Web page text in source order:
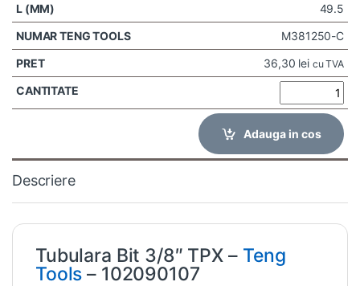
49.5
M381250-C
36,30 lei cu TVA
Adauga in cos
Descriere
Tubulara Bit 3/8″ TPX – Teng
Tools – 102090107